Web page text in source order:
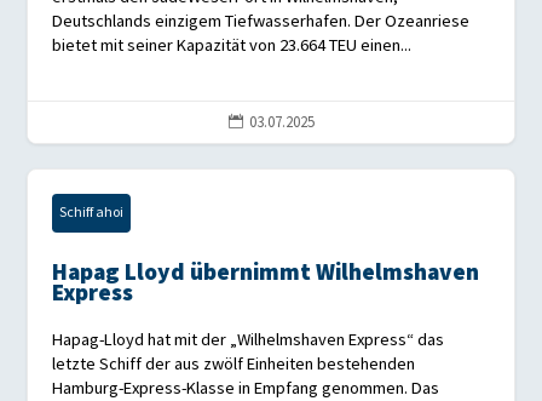
Deutschlands einzigem Tiefwasserhafen. Der Ozeanriese
bietet mit seiner Kapazität von 23.664 TEU einen...
 03.07.2025
Schiff ahoi
Hapag Lloyd übernimmt Wilhelmshaven
Express
Hapag-Lloyd hat mit der „Wilhelmshaven Express“ das
letzte Schiff der aus zwölf Einheiten bestehenden
Hamburg-Express-Klasse in Empfang genommen. Das